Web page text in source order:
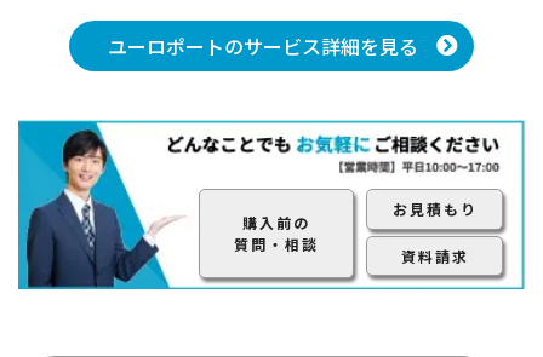
ユーロポートのサービス詳細を見る
購入前の
質問・相談
お見積もり
資料請求